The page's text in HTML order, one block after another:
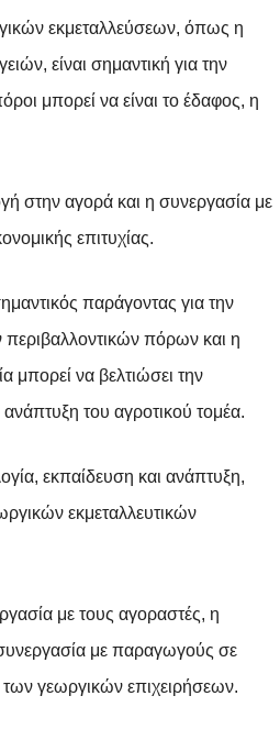
εκμεταλλεύσεων, όπως η
είναι σημαντική για την
μπορεί να είναι το έδαφος, η
στην αγορά και η συνεργασία με
επιτυχίας.
παράγοντας για την
περιβαλλοντικών πόρων και η
μπορεί να βελτιώσει την
ανάπτυξη του αγροτικού τομέα.
εκπαίδευση και ανάπτυξη,
εκμεταλλευτικών
με τους αγοραστές, η
με παραγωγούς σε
γεωργικών επιχειρήσεων.